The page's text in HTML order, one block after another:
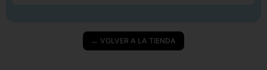
← VOLVER A LA TIENDA